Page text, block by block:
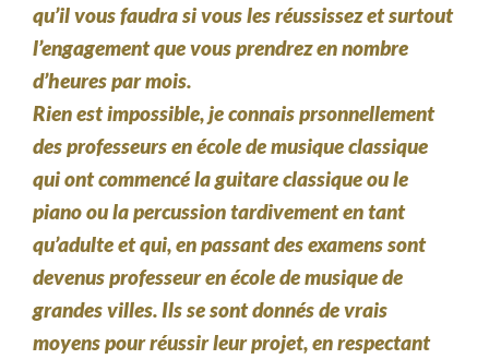
qu’il vous faudra si vous les réussissez et surtout
l’engagement que vous prendrez en nombre
d’heures par mois.
Rien est impossible, je connais prsonnellement
des professeurs en école de musique classique
qui ont commencé la guitare classique ou le
piano ou la percussion tardivement en tant
qu’adulte et qui, en passant des examens sont
devenus professeur en école de musique de
grandes villes. Ils se sont donnés de vrais
moyens pour réussir leur projet, en respectant